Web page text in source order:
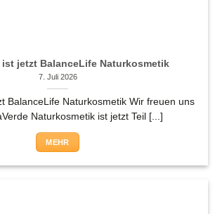
ist jetzt BalanceLife Naturkosmetik
7. Juli 2026
BalanceLife Naturkosmetik Wir freuen uns
Naturkosmetik ist jetzt Teil [...]
MEHR